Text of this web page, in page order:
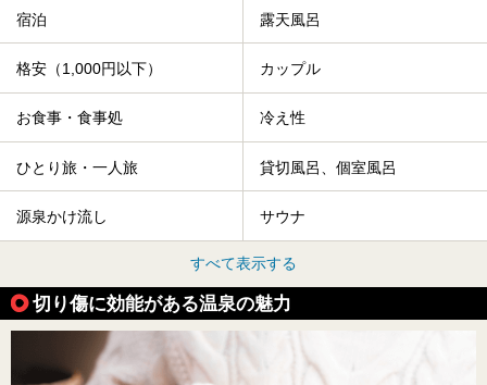
宿泊 露天風呂
格安（1,000円以下） カップル
お食事・食事処 冷え性
ひとり旅・一人旅 貸切風呂、個室風呂
源泉かけ流し サウナ
すべて表示する
切り傷に効能がある温泉の魅力